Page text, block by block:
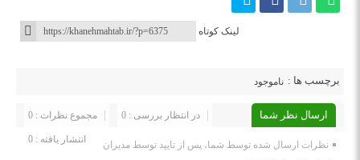
لینک کوتاه
برچسب ها : ناموجود
ارسال نظر شما مجموع نظرات : 0 در انتظار بررسی : 0
انتشار یافته : 0
نظرات ارسال شده توسط شما، پس از تایید توسط مدیران